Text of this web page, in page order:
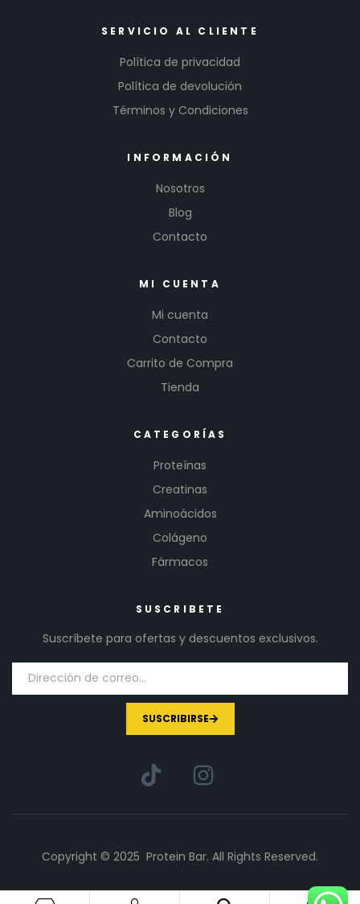
SERVICIO AL CLIENTE
Política de privacidad
Política de devolución
Términos y Condiciones
INFORMACIÓN
Nosotros
Blog
Contacto
MI CUENTA
Mi cuenta
Contacto
Carrito de Compra
Tienda
CATEGORÍAS
Proteínas
Creatinas
Aminoácidos
Colágeno
Fármacos
SUSCRIBETE
Suscríbete para ofertas y descuentos exclusivos.
SUSCRIBIRSE
Copyright © 2025 Protein Bar. All Rights Reserved.